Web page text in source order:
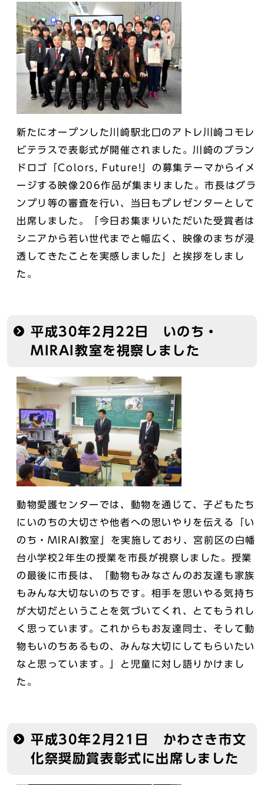
新たにオープンした川崎駅北口のアトレ川崎コモレ
ビテラスで表彰式が開催されました。川崎のブラン
ドロゴ「Colors, Future!」の募集テーマからイメ
ージする映像206作品が集まりました。市長はグラ
ンプリ等の審査を行い、当日もプレゼンターとして
出席しました。「今日お集まりいただいた受賞者は
シニアから若い世代までと幅広く、映像のまちが浸
透してきたことを実感しました」と挨拶をしまし
た。
平成30年2月22日 いのち・
MIRAI教室を視察しました
動物愛護センターでは、動物を通じて、子どもたち
にいのちの大切さや他者への思いやりを伝える「い
のち・MIRAI教室」を実施しており、宮前区の白幡
台小学校2年生の授業を市長が視察しました。授業
の最後に市長は、「動物もみなさんのお友達も家族
もみんな大切ないのちです。相手を思いやる気持ち
が大切だということを気づいてくれ、とてもうれし
く思っています。これからもお友達同士、そして動
物もいのちあるもの、みんな大切にしてもらいたい
なと思っています。」と児童に対し語りかけまし
た。
平成30年2月21日 かわさき市文
化祭奨励賞表彰式に出席しました